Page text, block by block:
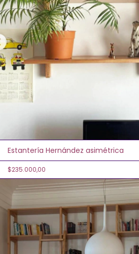
Estantería Hernández asimétrica
$235.000,00